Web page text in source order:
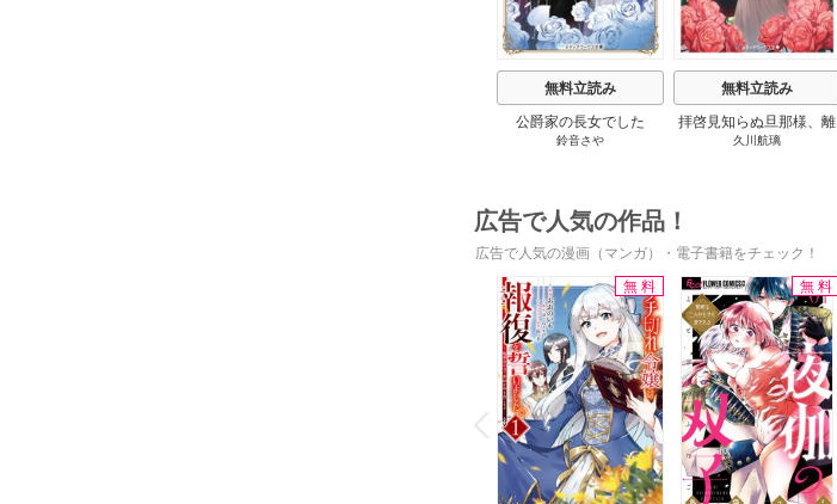
無料立読み
公爵家の長女でした
鈴音さや
無料立読み
拝啓見知らぬ旦那様、離
婚していただきます
久川航璃
広告で人気の作品！
広告で人気の漫画（マンガ）・電子書籍をチェック！
P
r
e
v
i
o
u
s
無料 無料